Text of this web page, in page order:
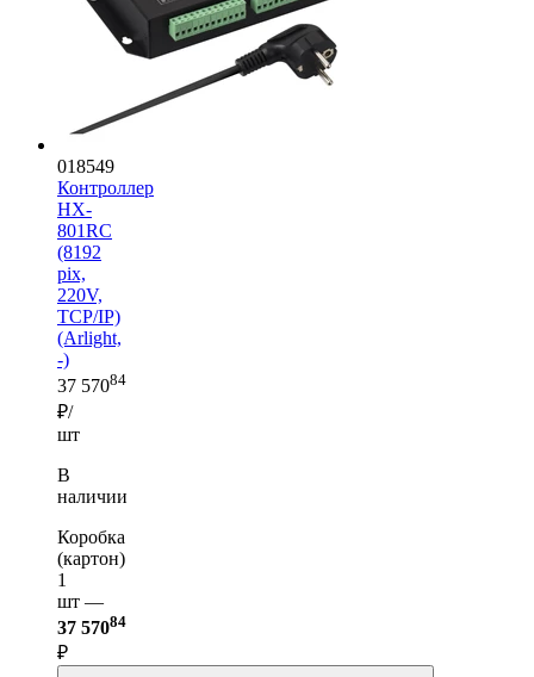
018549
Контроллер
HX-
801RC
(8192
pix,
220V,
TCP/IP)
(Arlight,
-)
37 57084
₽/
шт
В
наличии
Коробка
(картон)
1
шт —
37 57084
₽